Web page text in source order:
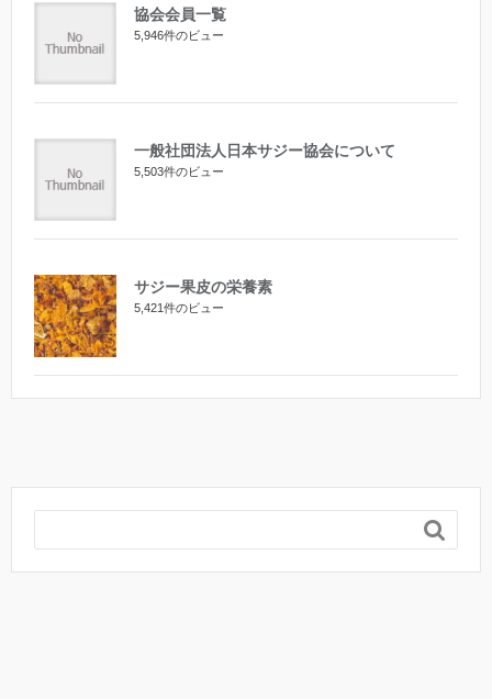
協会会員一覧
5,946件のビュー
一般社団法人日本サジー協会について
5,503件のビュー
サジー果皮の栄養素
5,421件のビュー
